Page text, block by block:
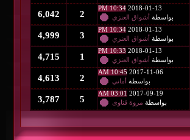
2018-01-13
10:34 PM
بواسطة أشواق العنزي 2
6,042
2018-01-13
10:34 PM
بواسطة أشواق العنزي 3
4,999
2018-01-13
10:33 PM
بواسطة أشواق العنزي 1
4,715
2017-11-06
10:45 AM
بواسطة أماني 2
4,613
2017-09-19
03:01 AM
بواسطة مروة قناوى 5
3,787